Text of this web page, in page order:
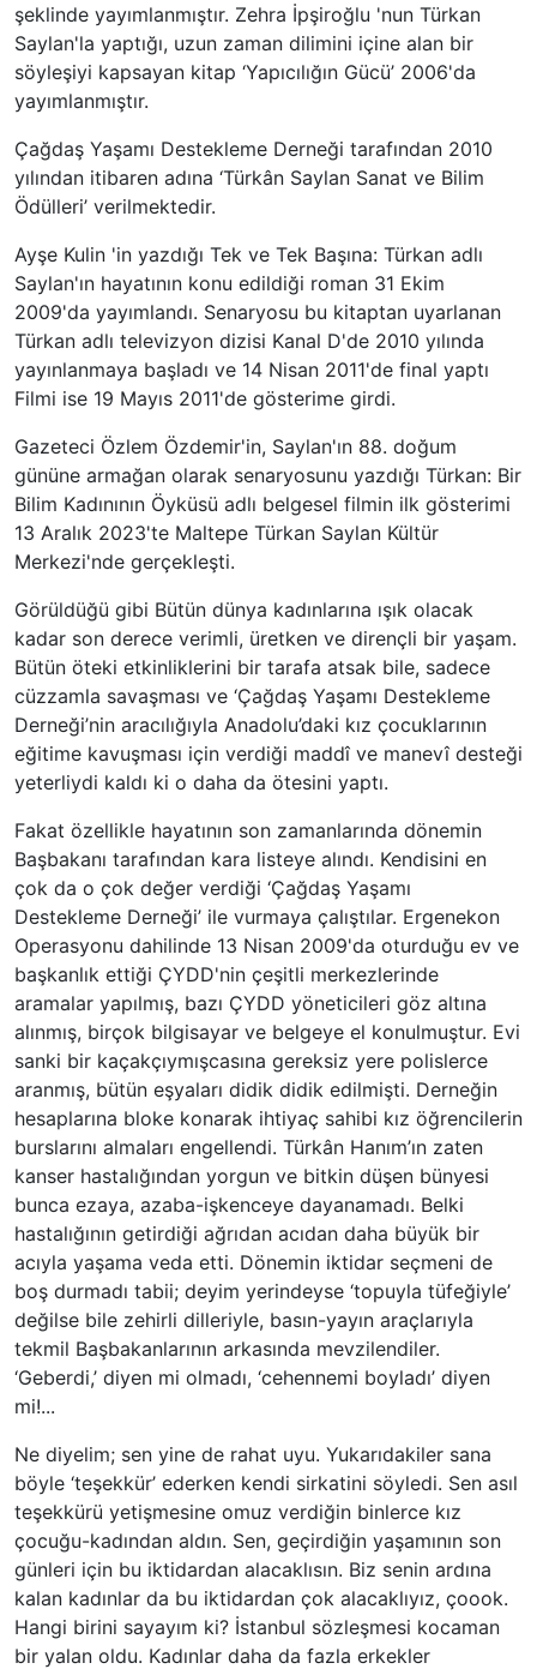
şeklinde yayımlanmıştır. Zehra İpşiroğlu 'nun Türkan
Saylan'la yaptığı, uzun zaman dilimini içine alan bir
söyleşiyi kapsayan kitap ‘Yapıcılığın Gücü’ 2006'da
yayımlanmıştır.
Çağdaş Yaşamı Destekleme Derneği tarafından 2010
yılından itibaren adına ‘Türkân Saylan Sanat ve Bilim
Ödülleri’ verilmektedir.
Ayşe Kulin 'in yazdığı Tek ve Tek Başına: Türkan adlı
Saylan'ın hayatının konu edildiği roman 31 Ekim
2009'da yayımlandı. Senaryosu bu kitaptan uyarlanan
Türkan adlı televizyon dizisi Kanal D'de 2010 yılında
yayınlanmaya başladı ve 14 Nisan 2011'de final yaptı
Filmi ise 19 Mayıs 2011'de gösterime girdi.
Gazeteci Özlem Özdemir'in, Saylan'ın 88. doğum
gününe armağan olarak senaryosunu yazdığı Türkan: Bir
Bilim Kadınının Öyküsü adlı belgesel filmin ilk gösterimi
13 Aralık 2023'te Maltepe Türkan Saylan Kültür
Merkezi'nde gerçekleşti.
Görüldüğü gibi Bütün dünya kadınlarına ışık olacak
kadar son derece verimli, üretken ve dirençli bir yaşam.
Bütün öteki etkinliklerini bir tarafa atsak bile, sadece
cüzzamla savaşması ve ‘Çağdaş Yaşamı Destekleme
Derneği’nin aracılığıyla Anadolu’daki kız çocuklarının
eğitime kavuşması için verdiği maddî ve manevî desteği
yeterliydi kaldı ki o daha da ötesini yaptı.
Fakat özellikle hayatının son zamanlarında dönemin
Başbakanı tarafından kara listeye alındı. Kendisini en
çok da o çok değer verdiği ‘Çağdaş Yaşamı
Destekleme Derneği’ ile vurmaya çalıştılar. Ergenekon
Operasyonu dahilinde 13 Nisan 2009'da oturduğu ev ve
başkanlık ettiği ÇYDD'nin çeşitli merkezlerinde
aramalar yapılmış, bazı ÇYDD yöneticileri göz altına
alınmış, birçok bilgisayar ve belgeye el konulmuştur. Evi
sanki bir kaçakçıymışcasına gereksiz yere polislerce
aranmış, bütün eşyaları didik didik edilmişti. Derneğin
hesaplarına bloke konarak ihtiyaç sahibi kız öğrencilerin
burslarını almaları engellendi. Türkân Hanım’ın zaten
kanser hastalığından yorgun ve bitkin düşen bünyesi
bunca ezaya, azaba-işkenceye dayanamadı. Belki
hastalığının getirdiği ağrıdan acıdan daha büyük bir
acıyla yaşama veda etti. Dönemin iktidar seçmeni de
boş durmadı tabii; deyim yerindeyse ‘topuyla tüfeğiyle’
değilse bile zehirli dilleriyle, basın-yayın araçlarıyla
tekmil Başbakanlarının arkasında mevzilendiler.
‘Geberdi,’ diyen mi olmadı, ‘cehennemi boyladı’ diyen
mi!...
Ne diyelim; sen yine de rahat uyu. Yukarıdakiler sana
böyle ‘teşekkür’ ederken kendi sirkatini söyledi. Sen asıl
teşekkürü yetişmesine omuz verdiğin binlerce kız
çocuğu-kadından aldın. Sen, geçirdiğin yaşamının son
günleri için bu iktidardan alacaklısın. Biz senin ardına
kalan kadınlar da bu iktidardan çok alacaklıyız, çoook.
Hangi birini sayayım ki? İstanbul sözleşmesi kocaman
bir yalan oldu. Kadınlar daha da fazla erkekler